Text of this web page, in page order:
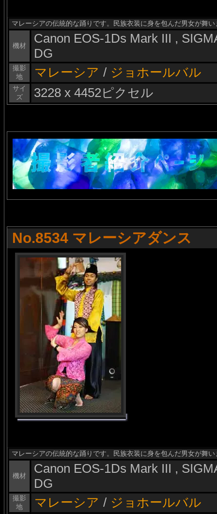
マレーシアの伝統的な踊りです。民族衣装に身を包んだ男女が舞い
機材
Canon EOS-1Ds Mark III ,
DG
撮影
地
マレーシア / ジョホールバル
サイ
ズ
3228 x 4452ピクセル
No.8534 マレーシアダンス
マレーシアの伝統的な踊りです。民族衣装に身を包んだ男女が舞い
機材
Canon EOS-1Ds Mark III ,
DG
撮影
地
マレーシア / ジョホールバル